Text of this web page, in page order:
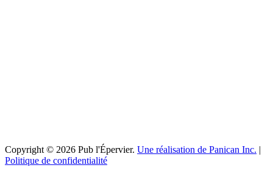
Copyright © 2026 Pub l'Épervier. Une réalisation de Panican Inc. |
Politique de confidentialité